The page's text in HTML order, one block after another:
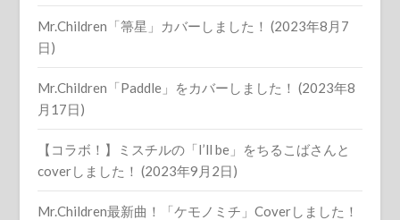
Mr.Children「箒星」カバーしました！ (2023年8月7
日)
Mr.Children「Paddle」をカバーしました！ (2023年8
月17日)
【コラボ！】ミスチルの「I’ll be」をちるこばさんと
coverしました！ (2023年9月2日)
Mr.Children最新曲！「ケモノミチ」Coverしました！